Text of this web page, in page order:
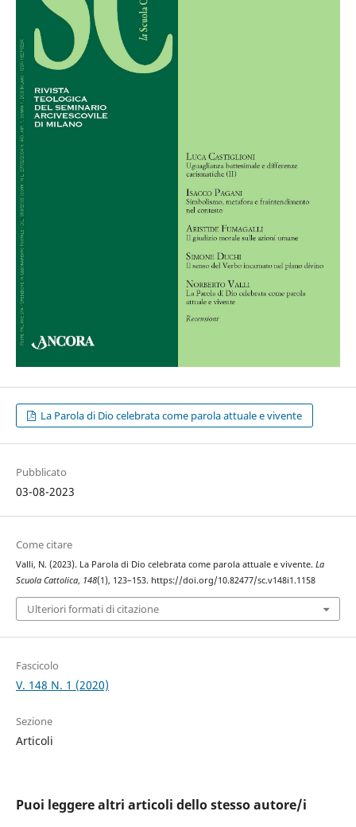
La Parola di Dio celebrata come parola attuale e vivente
Pubblicato
03-08-2023
Come citare
Valli, N. (2023). La Parola di Dio celebrata come parola attuale e vivente. La
Scuola Cattolica, 148(1), 123–153. https://doi.org/10.82477/sc.v148i1.1158
Ulteriori formati di citazione
Fascicolo
V. 148 N. 1 (2020)
Sezione
Articoli
Puoi leggere altri articoli dello stesso autore/i